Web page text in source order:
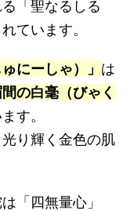
「聖なるしる
ています。
にーしゃ）」 は
間の白毫（びゃく
す。
り輝く金色の肌
「四無量心」